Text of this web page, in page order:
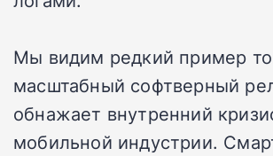
Мы видим редкий пример
масштабный софтверный
обнажает внутренний
мобильной индустрии.